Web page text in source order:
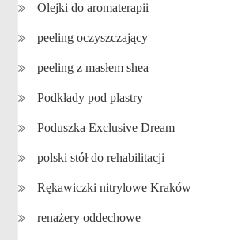
Olejki do aromaterapii
peeling oczyszczający
peeling z masłem shea
Podkłady pod plastry
Poduszka Exclusive Dream
polski stół do rehabilitacji
Rękawiczki nitrylowe Kraków
renażery oddechowe